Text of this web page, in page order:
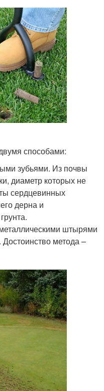
способами:
зубьями. Из почвы
диаметр которых не
сердцевинных
дерна и
штырями
метода –